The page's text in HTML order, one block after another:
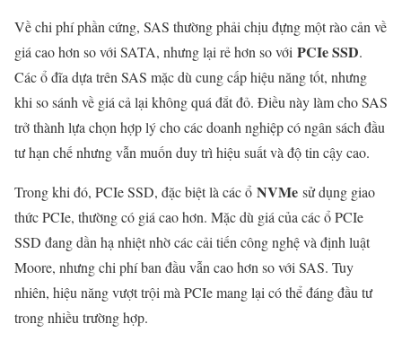
Về chi phí phần cứng, SAS thường phải chịu đựng một rào cản về
giá cao hơn so với SATA, nhưng lại rẻ hơn so với PCIe SSD.
Các ổ đĩa dựa trên SAS mặc dù cung cấp hiệu năng tốt, nhưng
khi so sánh về giá cả lại không quá đắt đỏ. Điều này làm cho SAS
trở thành lựa chọn hợp lý cho các doanh nghiệp có ngân sách đầu
tư hạn chế nhưng vẫn muốn duy trì hiệu suất và độ tin cậy cao.
Trong khi đó, PCIe SSD, đặc biệt là các ổ NVMe sử dụng giao
thức PCIe, thường có giá cao hơn. Mặc dù giá của các ổ PCIe
SSD đang dần hạ nhiệt nhờ các cải tiến công nghệ và định luật
Moore, nhưng chi phí ban đầu vẫn cao hơn so với SAS. Tuy
nhiên, hiệu năng vượt trội mà PCIe mang lại có thể đáng đầu tư
trong nhiều trường hợp.